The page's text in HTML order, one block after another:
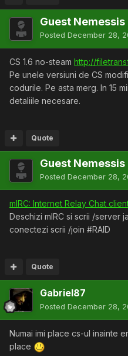
Guest Nemessis
Posted December 28,
CS 1.6 no-steam http://
Pe unele versiuni de CS
codurile. Pe asta merg. In 15
detaliile necesare.
Quote
Guest Nemessis
Posted December 28,
mIRC: Internet Relay Chat
Deschizi mIRC si scrii /server
conectezi scrii /join #RAID
Quote
Gabriel87
Posted December 28,
Numai imi place cs-ul inainte
place